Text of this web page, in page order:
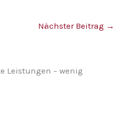
Nächster Beitrag →
Leistungen – wenig